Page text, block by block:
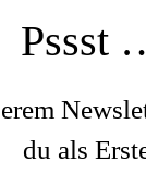
Pssst
du als